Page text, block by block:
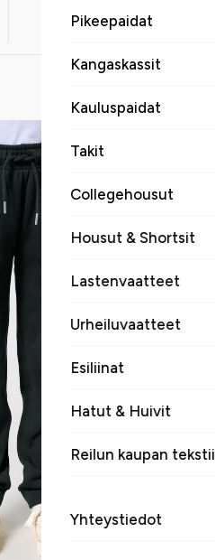
Pikeepaidat
Kangaskassit
Kauluspaidat
Takit
Collegehousut
Housut & Shortsit
Lastenvaatteet
Urheiluvaatteet
Esiliinat
Hatut & Huivit
Reilun kaupan
Yhteystiedot